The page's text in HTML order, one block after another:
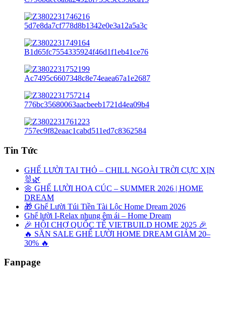
Tin Tức
GHẾ LƯỜI TAI THỎ – CHILL NGOÀI TRỜI CỰC XỊN
🐰🌿
🌼 GHẾ LƯỜI HOA CÚC – SUMMER 2026 | HOME
DREAM
🎁 Ghế Lười Túi Tiền Tài Lộc Home Dream 2026
Ghế lười I-Relax nhung êm ái – Home Dream
🎉 HỘI CHỢ QUỐC TẾ VIETBUILD HOME 2025 🎉
🔥 SĂN SALE GHẾ LƯỜI HOME DREAM GIẢM 20–
30% 🔥
Fanpage